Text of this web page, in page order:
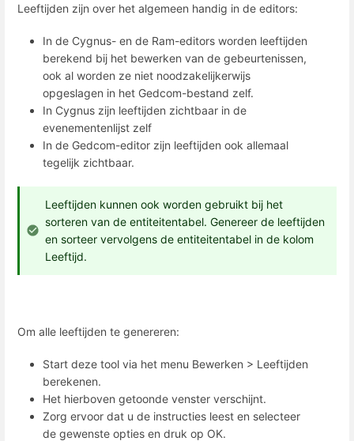
Leeftijden zijn over het algemeen handig in de editors:
In de Cygnus- en de Ram-editors worden leeftijden
berekend bij het bewerken van de gebeurtenissen,
ook al worden ze niet noodzakelijkerwijs
opgeslagen in het Gedcom-bestand zelf.
In Cygnus zijn leeftijden zichtbaar in de
evenementenlijst zelf
In de Gedcom-editor zijn leeftijden ook allemaal
tegelijk zichtbaar.
Leeftijden kunnen ook worden gebruikt bij het
sorteren van de entiteitentabel. Genereer de leeftijden
en sorteer vervolgens de entiteitentabel in de kolom
Leeftijd.
Om alle leeftijden te genereren:
Start deze tool via het menu Bewerken > Leeftijden
berekenen.
Het hierboven getoonde venster verschijnt.
Zorg ervoor dat u de instructies leest en selecteer
de gewenste opties en druk op OK.